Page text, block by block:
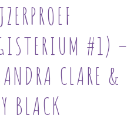
#1) –
CLARE &
BLACK